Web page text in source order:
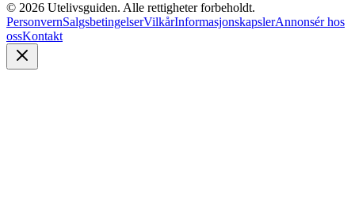
© 2026 Utelivsguiden. Alle rettigheter forbeholdt.
PersonvernSalgsbetingelserVilkårInformasjonskapslerAnnonsér hos
ossKontakt